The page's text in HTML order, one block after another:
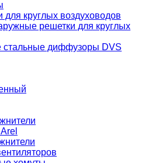
круглых воздуховодов
решетки для круглых
диффузоры DVS